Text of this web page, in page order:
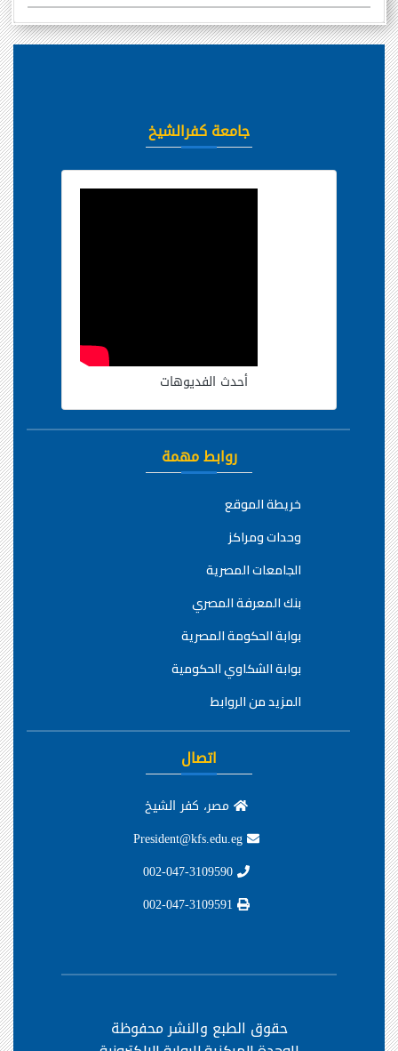
جامعة كفرالشيخ
أحدث الفديوهات
روابط مهمة
خريطة الموقع
وحدات ومراكز
الجامعات المصرية
بنك المعرفة المصري
بوابة الحكومة المصرية
بوابة الشكاوي الحكومية
المزيد من الروابط
اتصال
مصر، كفر الشيخ
حقوق الطبع والنشر محفوظة